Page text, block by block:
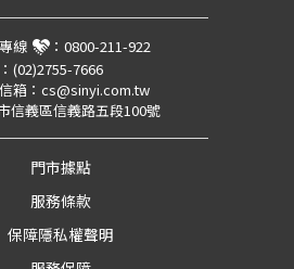
線 ： 0800-211-922
(02)2755-7666
箱： cs@sinyi.com.tw
信義區信義路五段100號
門市據點
服務條款
保障隱私權聲明